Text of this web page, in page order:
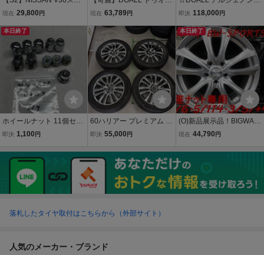
イライン 純正 18インチ 7.
5H 中古ホイール4本セッ
ト ニッサン平座ナット専
現在 29,800 円
ル アルジェノン FENICE
ンチ 7.5J +42 PCD114.3
5穴 ホイール 4本 プリウ
スα ヴォクシー
現在 63,789円
フェニーチェ XC10 17イ
2☆ARMSTRONG TRU-T
RAC AT☆235/65R17☆デ
リカ D5 RAV4 ハリアー☆
即決 118,000 円
本日終了
ホイールナット 11個セッ
ト 未使用 SS20 LC10W L
0 スズキ用 M10XP1.25 A
TV トライク バギー 軽自
即決 1,100 円
60ハリアー プレミアム 純
正 18インチ 7.5j +45 PCD
ンジ LX100 235/55R18 2
021年 ハイグロス
即決 55,000 円
本日終了
(O)新品展示品！BIGWAY
BW-SPORTS 17インチ 6.
タルシルバー ホイール 平
座ナット専用 60プリウス/
90ノア/ヴォクシー
現在 44,790 円
落札したタイヤ取付はこちらから（外部サイト）
人気のメーカー・ブランド